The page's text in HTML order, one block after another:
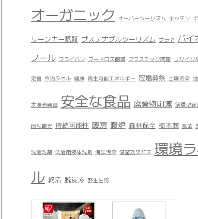
オーガニック オーバーツーリズム キッチン
リーンキー認証 サステナブルツーリズム サラヤ バイ
ノール フライパン フードロス削減 プラスチック問題 リサイク
定書 今治タオル 健康 再生可能エネルギー 冠婚葬祭 土壌汚染
太陽光発電 安全な食品 廃棄物削減 循環型経
能な観光 持続可能性 暖房 暖炉 森林保全 樹木葬 民泊
洗濯洗剤 洗濯用液体洗剤 海洋汚染 温室効果ガス 環境
ル 終活 脱炭素 野生生物